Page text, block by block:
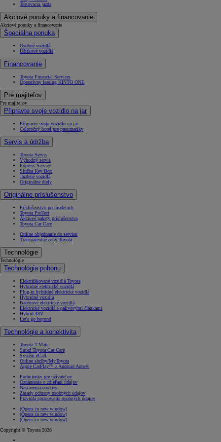
Testovacia jazda
Akciové ponuky a financovanie
Akciové ponuky a financovanie
Špeciálna ponuka
Osobné vozidlá
Úžitkové vozidlá
Financovanie
Toyota Financial Services
Operatívny leasing KINTO ONE
Pre majiteľov
Pre majiteľov
Připravte svoje vozidlo na jar
Připravte svoje vozidlo na jar
Celoročný hotel pre pneumatiky
Servis a údržba
Toyota Servis
Výhodný servis
Express Service
Služba Key Box
Jazdené vozidlá
Originálne diely
Originálne príslušenstvo
Príslušenstvo po modeloch
Toyota ProTect
Akciové pakety príslušenstva
Toyota Car Care
Online objednanie do servisu
Transparentné ceny Toyota
Technológie
Technológie
Technológia pohonu
Elektrifikované vozidlá Toyota
Hybridné elektrické vozidlá
Plug-in hybridné elektrické vozidlá
Hybridné vozidlá
Batériové elektrické vozidlá
Elektrické vozidlá s palivovými článkami
Hybrid 48V
Let's go beyond
Technológie a konektivita
Toyota T-Mate
Súťaž Toyota Car Care
Systém eCall
Online služby/MyToyota
Apple CarPlay™ a Android Auto®
Podmienky pre užívateľov
Oznámenie o zdieľaní údajov
Nastavenia cookies
Zásady ochrany osobných údajov
Pravidlá spracovania osobných údajov
(Opens in new window)
(Opens in new window)
(Opens in new window)
Copyright © Toyota 2026